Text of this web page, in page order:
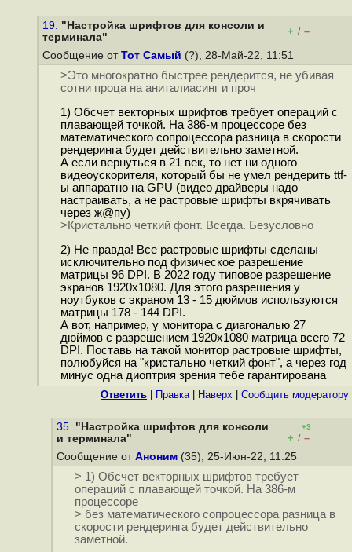
19. "Настройка шрифтов для консоли и
терминала"
+ / –
Сообщение от Тот Самый (?), 28-Май-22, 11:51
>Это многократно быстрее рендерится, не убивая
сотни проца на аниталиасинг и проч
1) Обсчет векторных шрифтов требует операций с
плавающей точкой. На 386-м процессоре без
математического сопроцессора разница в скорости
рендеринга будет действительно заметной.
А если вернуться в 21 век, то нет ни одного
видеоускорителя, который бы не умел рендерить ttf-
ы аппаратно на GPU (видео драйверы надо
настраивать, а не растровые шрифты вкрячивать
через ж@пу)
>Кристально четкий фонт. Всегда. Безусловно
2) Не правда! Все растровые шрифты сделаны
исключительно под физическое разрешение
матрицы 96 DPI. В 2022 году типовое разрешение
экранов 1920х1080. Для этого разрешения у
ноутбуков с экраном 13 - 15 дюймов используются
матрицы 178 - 144 DPI.
А вот, например, у монитора с диагональю 27
дюймов с разрешением 1920х1080 матрица всего 72
DPI. Поставь на такой монитор растровые шрифты,
полюбуйся на "кристально четкий фонт", а через год
минус одна диоптрия зрения тебе гарантирована
Ответить Правка| Наверх Cообщить модератору
35. "Настройка шрифтов для консоли
и терминала"
+3
+ / –
Сообщение от Аноним (35), 25-Июн-22, 11:25
> 1) Обсчет векторных шрифтов требует
операций с плавающей точкой. На 386-м
процессоре
> без математического сопроцессора разница в
скорости рендеринга будет действительно
заметной.